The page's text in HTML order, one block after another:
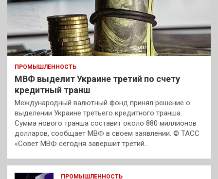
ПРОМЫШЛЕННОСТЬ
МВФ выделит Украине третий по счету
кредитный транш
Международный валютный фонд принял решение о
выделении Украине третьего кредитного транша.
Сумма нового транша составит около 880 миллионов
долларов, сообщает МВФ в своем заявлении. © ТАСС
«Совет МВФ сегодня завершит третий…
ПРОМЫШЛЕННОСТЬ